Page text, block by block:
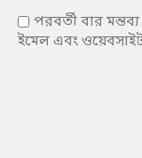
পরবর্তী বার
ইমেল এবং